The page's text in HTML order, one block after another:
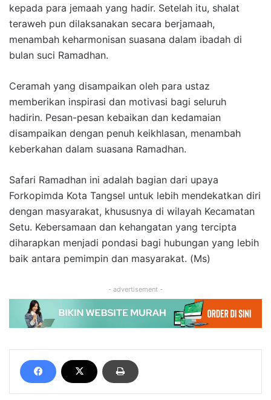
kepada para jemaah yang hadir. Setelah itu, shalat
teraweh pun dilaksanakan secara berjamaah,
menambah keharmonisan suasana dalam ibadah di
bulan suci Ramadhan.
Ceramah yang disampaikan oleh para ustaz
memberikan inspirasi dan motivasi bagi seluruh
hadirin. Pesan-pesan kebaikan dan kedamaian
disampaikan dengan penuh keikhlasan, menambah
keberkahan dalam suasana Ramadhan.
Safari Ramadhan ini adalah bagian dari upaya
Forkopimda Kota Tangsel untuk lebih mendekatkan diri
dengan masyarakat, khususnya di wilayah Kecamatan
Setu. Kebersamaan dan kehangatan yang tercipta
diharapkan menjadi pondasi bagi hubungan yang lebih
baik antara pemimpin dan masyarakat. (Ms)
- advertisement -